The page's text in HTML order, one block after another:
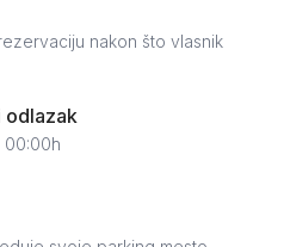
nakon što vlasnik
odlazak
00:00h